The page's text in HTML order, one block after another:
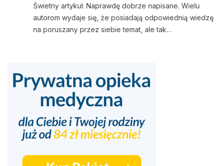
Świetny artykuł. Naprawdę dobrze napisane. Wielu
autorom wydaje się, że posiadają odpowiednią wiedzę
na poruszany przez siebie temat, ale tak…